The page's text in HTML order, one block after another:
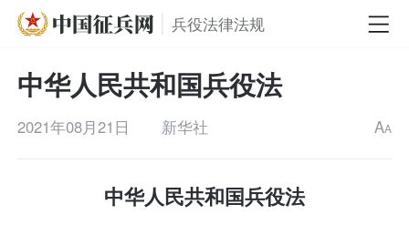
兵役法律法规
中华人民共和国兵役法
2021年08月21日 新华社 AA
中华人民共和国兵役法